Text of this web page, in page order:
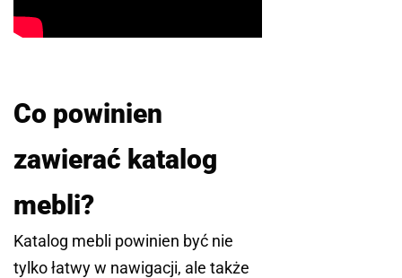
Co powinien
zawierać katalog
mebli?
Katalog mebli powinien być nie
tylko łatwy w nawigacji, ale także